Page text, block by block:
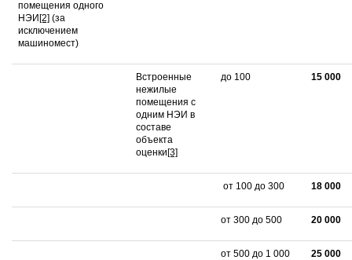
помещения одного
НЭИ [2] (за
исключением
машиномест)
Встроенные
нежилые
помещения с
одним НЭИ в
составе
объекта
оценки[3]
до 100 15 000
от 100 до 300 18 000
от 300 до 500 20 000
от 500 до 1 000 25 000